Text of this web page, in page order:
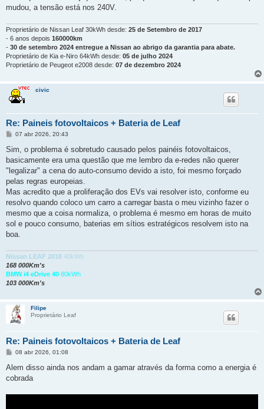
mudou, a tensão está nos 240V.
Proprietário de Nissan Leaf 30kWh desde: 25 de Setembro de 2017
- 6 anos depois 160000km
- 30 de setembro 2024 entregue a Nissan ao abrigo da garantia para abate.
Proprietário de Kia e-Niro 64kWh desde: 05 de julho 2024
Proprietário de Peugeot e2008 desde: 07 de dezembro 2024
civic
Re: Paineis fotovoltaicos + Bateria de Leaf
M
n
a
g
e
m
07 abr 2026, 20:43
Sim, o problema é sobretudo causado pelos painéis fotovoltaicos,
basicamente era uma questão que me lembro da e-redes não querer
"legalizar" a cena do auto-consumo devido a isto, foi mesmo forçado
pelas regras europeias.
Mas acredito que a proliferação dos EVs vai resolver isto, conforme eu
resolvo quando coloco um carro a carregar basta o meu vizinho fazer o
mesmo que a coisa normaliza, o problema é mesmo em horas de muito
sol e pouco consumo, baterias em sítios estratégicos resolvem isto na
boa.
Nissan LEAF 2018 40kWh
168 000Km's
BMW i4 eDrive 40 80kWh
103 000Km's
Filipe
Proprietário Leaf
Re: Paineis fotovoltaicos + Bateria de Leaf
M
n
a
e
08 abr 2026, 01:08
Alem disso ainda nos andam a gamar através da forma como a energia é
cobrada